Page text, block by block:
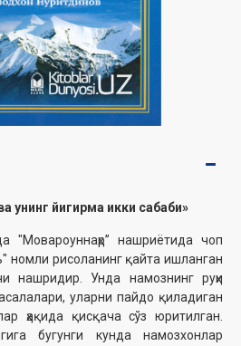
унинг йигирма икки сабаби»
"Мовароуннаҳр” нашриётида чоп
номли рисоланинг қайта ишланган
нашридир. Унда намознинг руҳи
уларни пайдо қиладиган
ҳақида қисқача сўз юритилган.
бугунги кунда намозхонлар